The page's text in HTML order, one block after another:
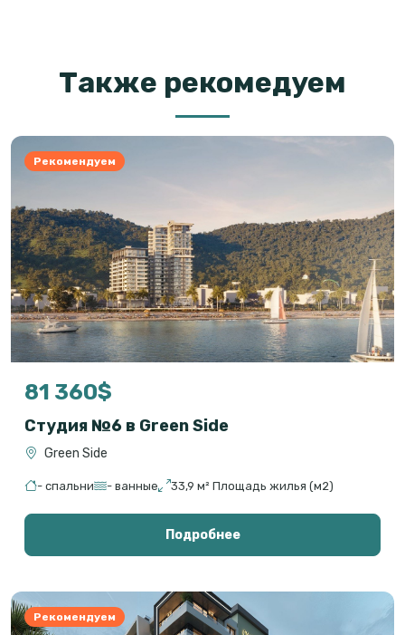
Также рекомедуем
Рекомендуем
81 360$
Студия №6 в Green Side
Green Side
- спальни - ванные 33,9 м² Площадь жилья (м2)
Подробнее
Рекомендуем